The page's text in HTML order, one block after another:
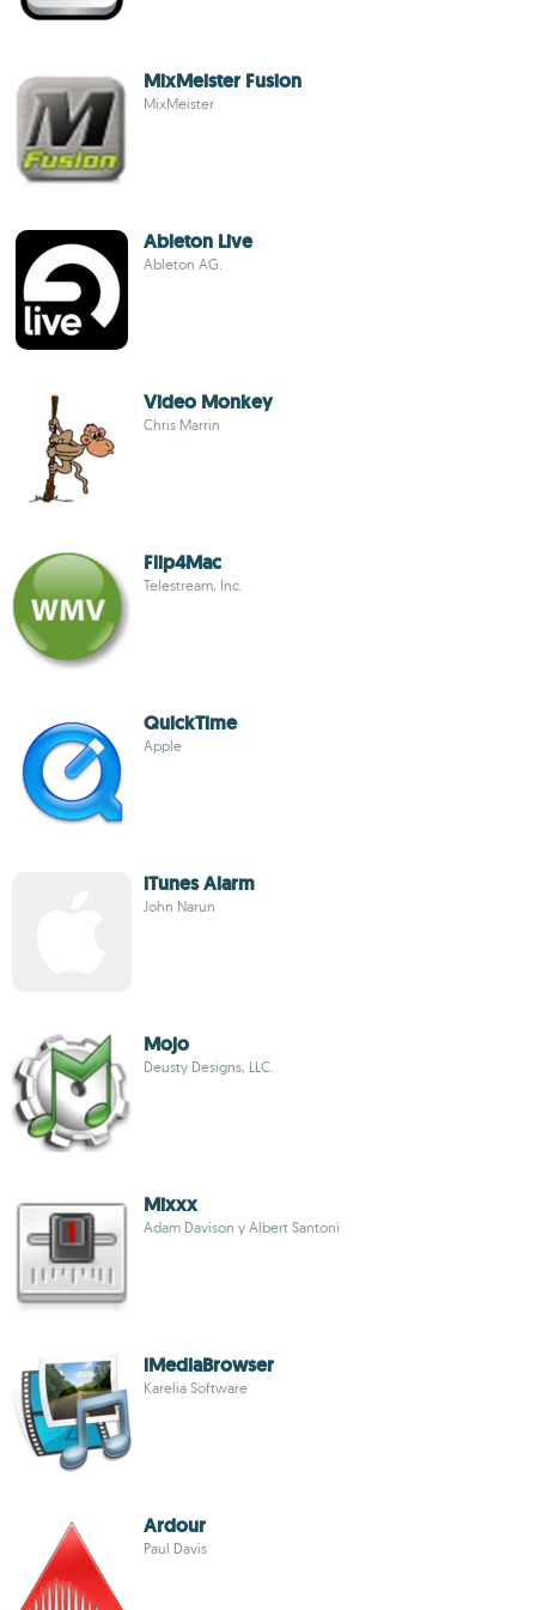
MixMeister Fusion
MixMeister
Ableton Live
Ableton AG.
Video Monkey
Chris Marrin
Flip4Mac
Telestream, Inc.
QuickTime
Apple
iTunes Alarm
John Narun
Mojo
Deusty Designs, LLC.
Mixxx
Adam Davison y Albert Santoni
iMediaBrowser
Karelia Software
Ardour
Paul Davis